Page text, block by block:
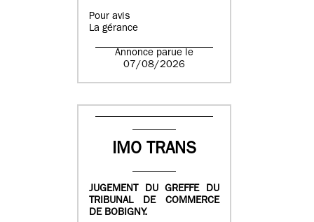
Pour avis
La gérance
Annonce parue le
07/08/2026
IMO TRANS
JUGEMENT DU GREFFE DU
TRIBUNAL DE COMMERCE
DE BOBIGNY.